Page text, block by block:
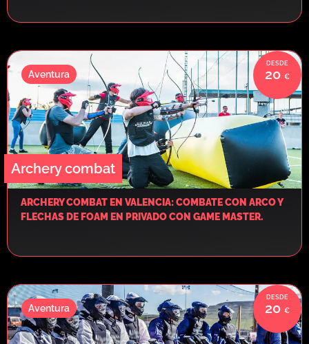
Archery combat
20
Aventura
ARCHERY COMBAT EN VALENCIA: COMBATE CON ARCO Y
FLECHAS DE FOAM EN PRIVADO CON GAME MASTER.
20
Aventura